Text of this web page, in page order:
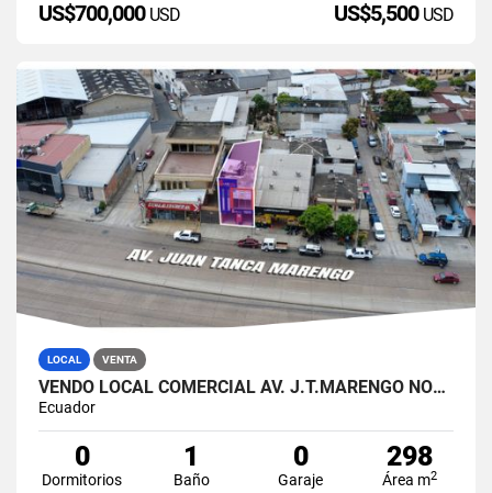
US$700,000 USD US$5,500 USD
LOCAL VENTA
VENDO LOCAL COMERCIAL AV. J.T.MARENGO NORTE GUAYAQUIL (SAMIB)
Ecuador
0
Dormitorios
1
Baño
0
Garaje
298
Área m2